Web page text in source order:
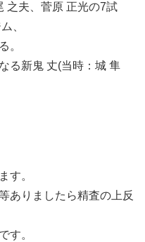
之夫、菅原 正光の7試
、
。
る新鬼 丈(当時：城 隼
す。
ありましたら精査の上反
す。